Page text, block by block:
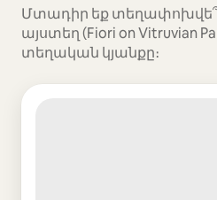
Մտադիր եք
այստեղ (Fiori on Vitruvian
տեղական կյանքը։